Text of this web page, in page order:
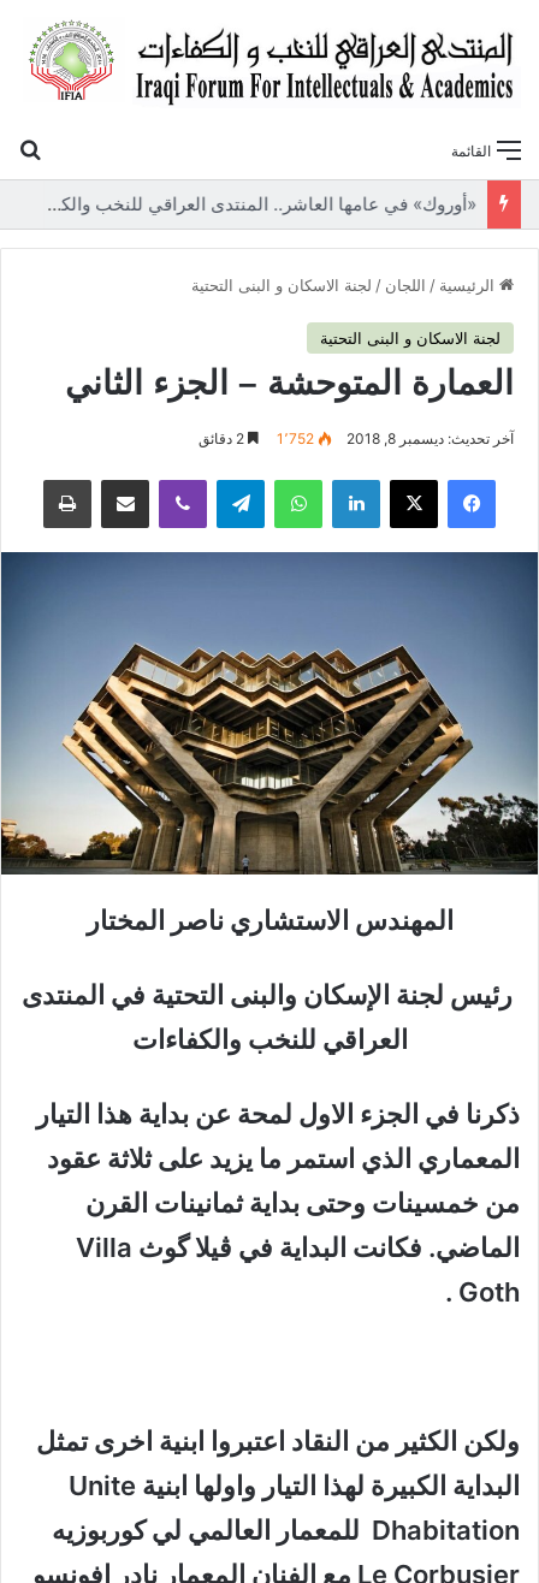
القائمة
«أوروك» في عامها العاشر.. المنتدى العراقي للنخب والكفاءات يصدر عددًا جديدًا ببحوث علمية تعالج قضايا الاقتصاد والطاقة
الرئيسية / اللجان / لجنة الاسكان و البنى التحتية
لجنة الاسكان و البنى التحتية
العمارة المتوحشة – الجزء الثاني
آخر تحديث: ديسمبر 8, 2018 1٬752
فيسبوك لينكدإن واتساب
المهندس الاستشاري ناصر المختار
رئيس لجنة الإسكان والبنى التحتية في المنتدى
العراقي للنخب والكفاءات
ذكرنا في الجزء الاول لمحة عن بداية هذا التيار
المعماري الذي استمر ما يزيد على ثلاثة عقود
من خمسينات وحتى بداية ثمانينات القرن
الماضي. فكانت البداية في ڤيلا گوث Villa
Goth .
ولكن الكثير من النقاد اعتبروا ابنية اخرى تمثل
البداية الكبيرة لهذا التيار واولها ابنية Unite
Dhabitation للمعمار العالمي لي كوربوزيه
Le Corbusier مع الفنان المعمار نادر افونسو